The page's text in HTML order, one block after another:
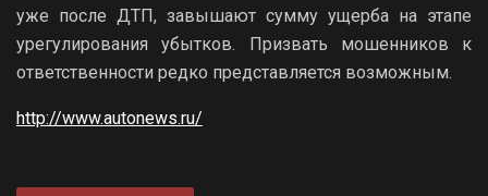
уже после ДТП, завышают сумму ущерба на этапе
урегулирования убытков. Призвать мошенников к
ответственности редко представляется возможным.
http://www.autonews.ru/